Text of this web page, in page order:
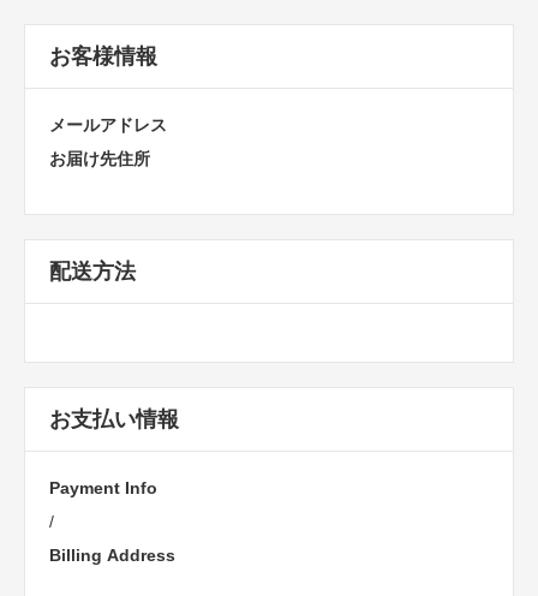
お客様情報
メールアドレス
お届け先住所
配送方法
お支払い情報
Payment Info
/
Billing Address